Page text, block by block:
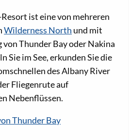
ist eine von mehreren
Wilderness North und mit
von Thunder Bay oder Nakina
Sie im See, erkunden Sie die
des Albany River
Fliegenrute auf
Nebenflüssen.
Thunder Bay